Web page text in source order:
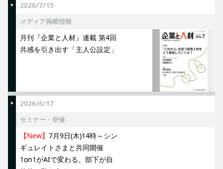
2026/7/15
メディア掲載情報
月刊『企業と人材』連載 第4回
共感を引き出す「主人公設定」
2026/6/17
セミナー・研修
【New】 7月9日(木)14時～シン
ギュレイトさまと共同開催
1on1がAIで変わる。部下が自